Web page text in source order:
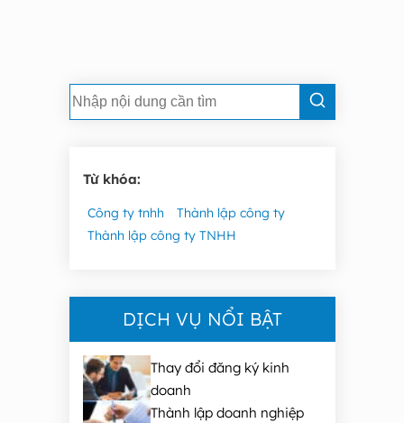
Từ khóa:
Công ty tnhh
Thành lập công ty
Thành lập công ty TNHH
DỊCH VỤ NỔI BẬT
Thay đổi đăng ký kinh
doanh
Thành lập doanh nghiệp